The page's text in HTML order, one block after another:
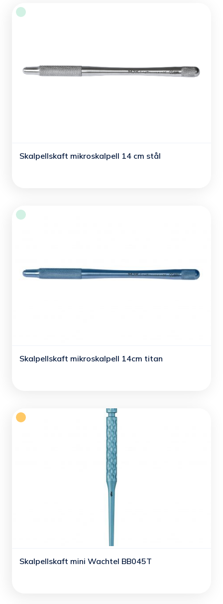
Skalpellskaft mikroskalpell 14 cm stål
Skalpellskaft mikroskalpell 14cm titan
Skalpellskaft mini Wachtel BB045T